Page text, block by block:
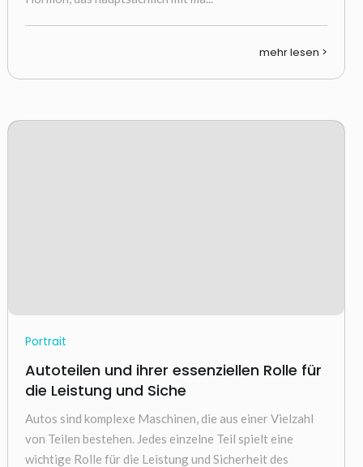
mehr lesen >
Portrait
Autoteilen und ihrer essenziellen Rolle für
die Leistung und Siche
Autos sind komplexe Maschinen, die aus einer Vielzahl
von Teilen bestehen. Jedes einzelne Teil spielt eine
wichtige Rolle für die Leistung und Sicherheit des